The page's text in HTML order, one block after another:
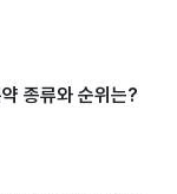
종류와 순위는?